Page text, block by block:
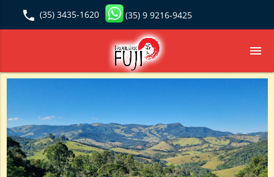
local_phone (35) 3435-1620 (35) 9 9216-9425
menu